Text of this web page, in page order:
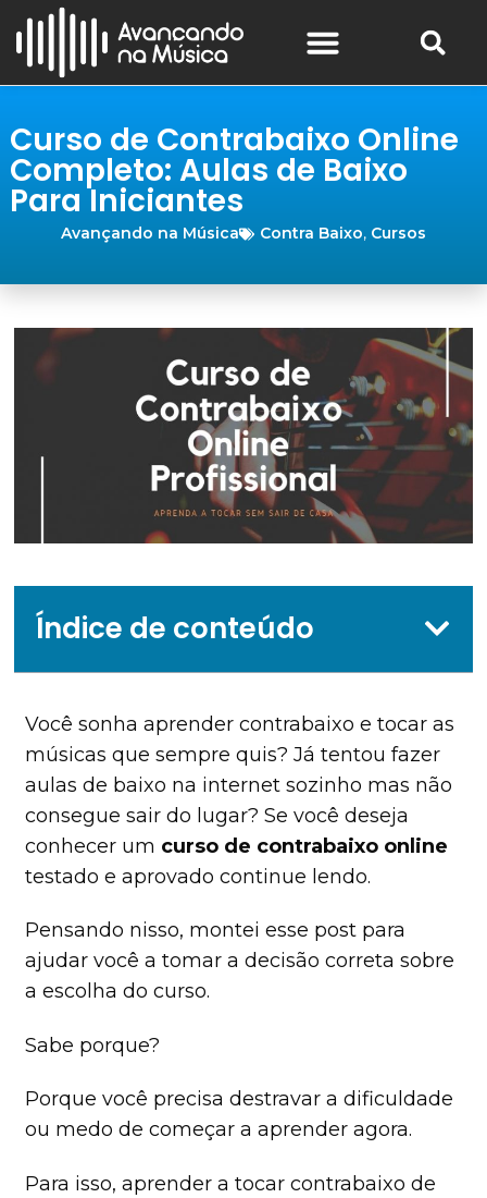
Curso de Contrabaixo Online
Completo: Aulas de Baixo
Para Iniciantes
Avançando na Música Contra Baixo, Cursos
Índice de conteúdo
Você sonha aprender contrabaixo e tocar as
músicas que sempre quis? Já tentou fazer
aulas de baixo na internet sozinho mas não
consegue sair do lugar? Se você deseja
conhecer um curso de contrabaixo online
testado e aprovado continue lendo.
Pensando nisso, montei esse post para
ajudar você a tomar a decisão correta sobre
a escolha do curso.
Sabe porque?
Porque você precisa destravar a dificuldade
ou medo de começar a aprender agora.
Para isso, aprender a tocar contrabaixo de